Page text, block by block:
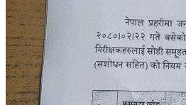
Switch skin
लगइन
Follow